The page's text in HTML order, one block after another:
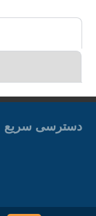
دسترسی سریع